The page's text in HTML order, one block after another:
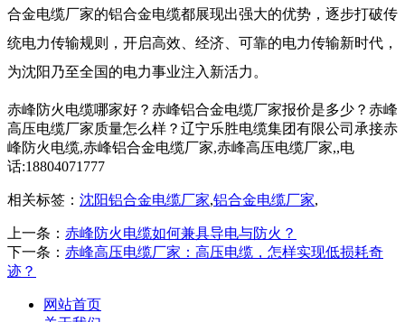
合金电缆厂家的铝合金电缆都展现出强大的优势，逐步打破传
统电力传输规则，开启高效、经济、可靠的电力传输新时代，
为沈阳乃至全国的电力事业注入新活力。
赤峰防火电缆哪家好？赤峰铝合金电缆厂家报价是多少？赤峰
高压电缆厂家质量怎么样？辽宁乐胜电缆集团有限公司承接赤
峰防火电缆,赤峰铝合金电缆厂家,赤峰高压电缆厂家,,电
话:18804071777
相关标签： 沈阳铝合金电缆厂家,铝合金电缆厂家,
上一条： 赤峰防火电缆如何兼具导电与防火？
下一条： 赤峰高压电缆厂家：高压电缆，怎样实现低损耗奇
迹？
网站首页